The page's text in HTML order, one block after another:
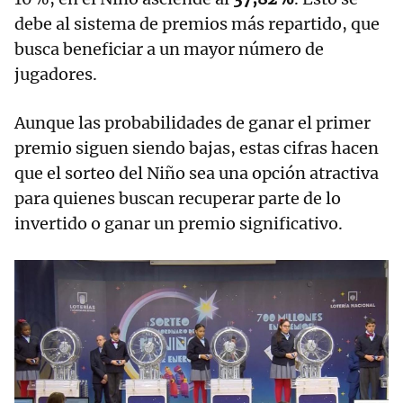
debe al sistema de premios más repartido, que
busca beneficiar a un mayor número de
jugadores.
Aunque las probabilidades de ganar el primer
premio siguen siendo bajas, estas cifras hacen
que el sorteo del Niño sea una opción atractiva
para quienes buscan recuperar parte de lo
invertido o ganar un premio significativo.